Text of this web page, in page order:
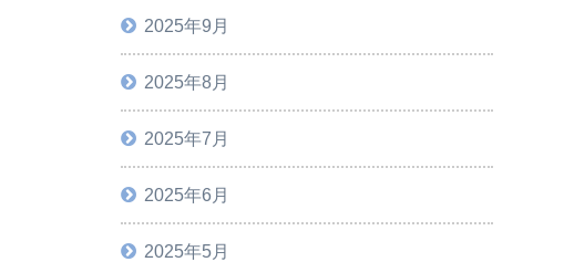
2025年9月
2025年8月
2025年7月
2025年6月
2025年5月